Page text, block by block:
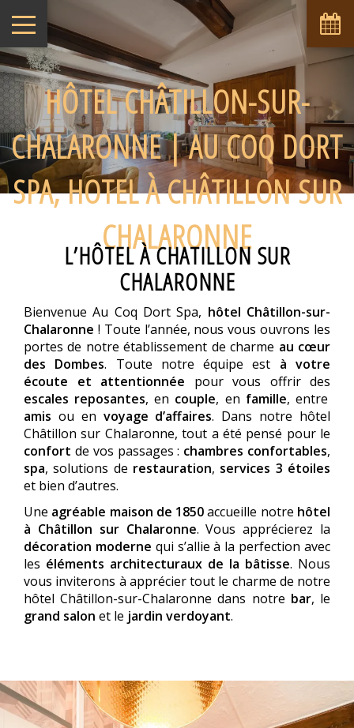
HÔTEL CHÂTILLON-SUR-
CHALARONNE | AU COQ DORT
SPA, HOTEL À CHÂTILLON SUR
CHALARONNE
L’HÔTEL À CHATILLON SUR
CHALARONNE
Bienvenue Au Coq Dort Spa, hôtel Châtillon-sur-
Chalaronne ! Toute l’année, nous vous ouvrons les
portes de notre établissement de charme au cœur
des Dombes. Toute notre équipe est à votre
écoute et attentionnée pour vous offrir des
escales reposantes, en couple, en famille, entre
amis ou en voyage d’affaires. Dans notre hôtel
Châtillon sur Chalaronne, tout a été pensé pour le
confort de vos passages : chambres confortables,
spa, solutions de restauration, services 3 étoiles
et bien d’autres.
Une agréable maison de 1850accueille notre hôtel
à Châtillon sur Chalaronne. Vous apprécierez la
décoration moderne qui s’allie à la perfection avec
les éléments architecturaux de la bâtisse. Nous
vous inviterons à apprécier tout le charme de notre
hôtel Châtillon-sur-Chalaronne dans notre bar, le
grand salon et le jardin verdoyant.